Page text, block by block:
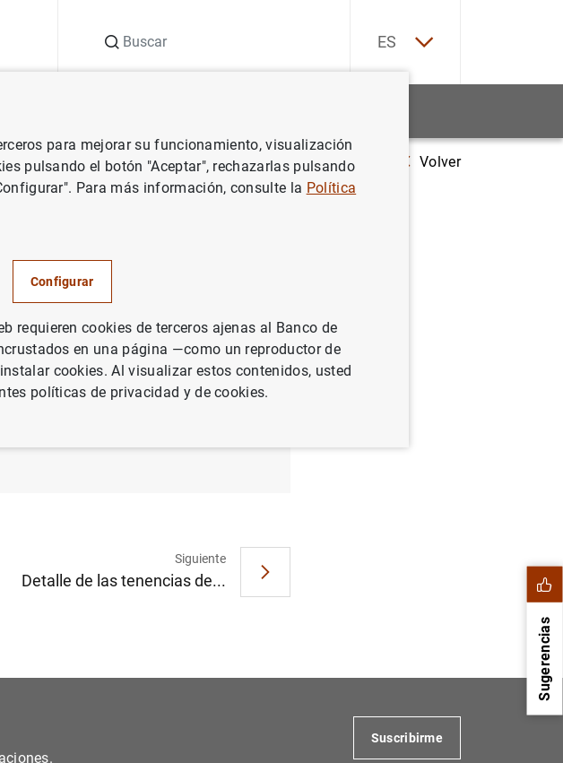
ES
del Banco Central Europeo Estado financiero consolidado del Eurosistema a 22 de febrero de
Volver
Siguiente
Detalle de las tenencias de...
Sugerencias
Suscribirme
para mejorar su funcionamiento, visualización
pulsando el botón "Aceptar", rechazarlas pulsando
Para más información, consulte la Política
Configurar
requieren cookies de terceros ajenas al Banco de
en una página —como un reproductor de
cookies. Al visualizar estos contenidos, usted
políticas de privacidad y de cookies.